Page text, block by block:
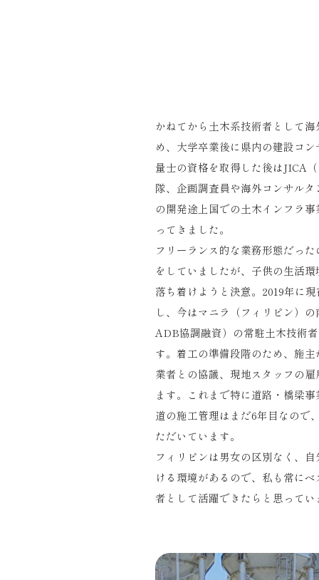
かねてから土木系技術者として
め、大学卒業後に県内の建設コ
量士の資格を取得した後はJICA
隊、企画調査員や海外コンサル
の開発途上国での土木インフラ
ってきました。
フリーランス的な業務形態だっ
をしていましたが、子供の生活
落ち着けようと決意。2019年に
し、今はマニラ（フィリピン）
ADB協調融資）の常駐土木技術
す。着工の準備段階のため、施
業者との協議、現地スタッフの
ます。これまで特に道路・橋梁
道の施工管理はまだ6年目なので
ただいています。
フィリピンは男女の区別なく、
ける環境があるので、私も常に
者として活躍できたらと思ってい